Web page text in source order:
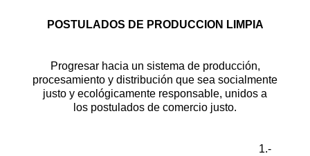
POSTULADOS DE PRODUCCION LIMPIA
Progresar hacia un sistema de producción,
procesamiento y distribución que sea socialmente
justo y ecológicamente responsable, unidos a
los postulados de comercio justo.
1.-